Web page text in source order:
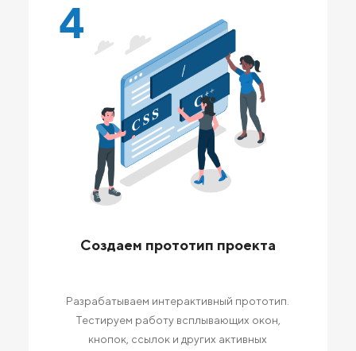
4
Создаем прототип проекта
Разрабатываем интерактивный прототип.
Тестируем работу всплывающих окон,
кнопок, ссылок и других активных